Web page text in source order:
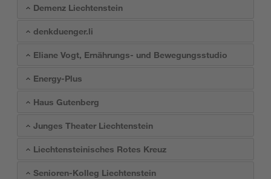
Demenz Liechtenstein
denkduenger.li
Eliane Vogt, Ernährungs- und Bewegungsstudio
Energy-Plus
Haus Gutenberg
Junges Theater Liechtenstein
Liechtensteinisches Rotes Kreuz
Senioren-Kolleg Liechtenstein